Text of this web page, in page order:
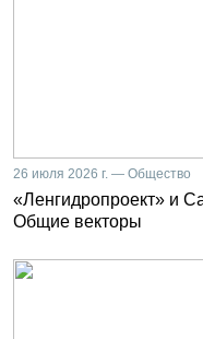
26 июля 2026 г. — Общество
«Ленгидропроект» и
Общие векторы